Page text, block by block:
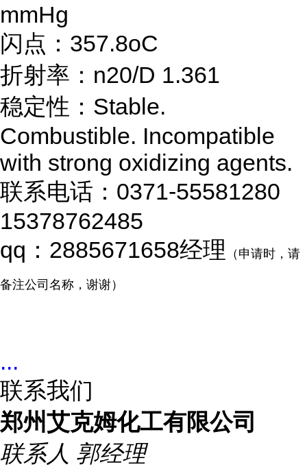
mmHg
闪点：357.8oC
折射率：n20/D 1.361
稳定性：Stable.
Combustible. Incompatible
with strong oxidizing agents.
联系电话：0371-55581280
15378762485
qq：2885671658经理
（申请时，请
备注公司名称，谢谢）
...
联系我们
郑州艾克姆化工有限公司
联系人 郭经理